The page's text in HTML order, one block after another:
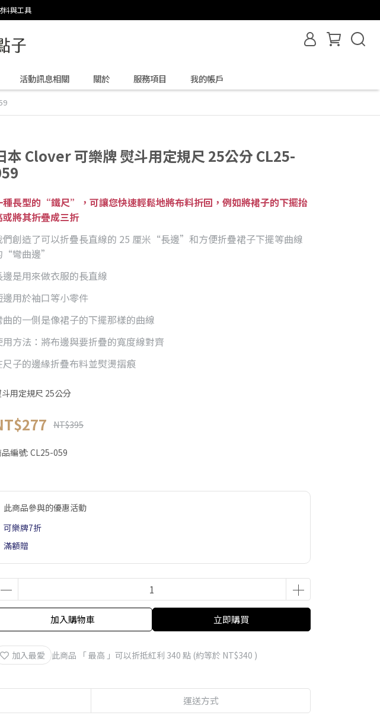
料與工具
活動訊息相關 關於 服務項目 我的帳戶
本 Clover 可樂牌 熨斗用定規尺 25公分 CL25-
種長型的“鐵尺”，可讓您快速輕鬆地將布料折回，例如將裙子的下擺抬
或將其折疊成三折
們創造了可以折疊長直線的 25 厘米“長邊”和方便折疊裙子下擺等曲線
“彎曲邊”
邊是用來做衣服的長直線
邊用於袖口等小零件
曲的一側是像裙子的下擺那樣的曲線
用方法：將布邊與要折疊的寬度線對齊
尺子的邊緣折疊布料並熨燙摺痕
用定規尺 25公分
NT$395
編號: CL25-059
此商品參與的優惠活動
可樂牌7折
滿額贈
加入購物車 立即購買
加入最愛 此商品 「 最高 」可以折抵紅利 340 點 (約等於 NT$340 )
運送方式